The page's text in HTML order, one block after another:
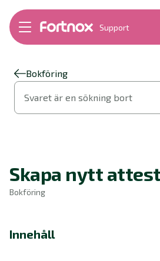
Support
Bokföring
Fakturering
Byt till Fortnox
Felsökning
Support Play
Nyheter
Ordlista
Bokföring
Svaret är en sökning bort
Skapa nytt
Bokföring
Innehåll